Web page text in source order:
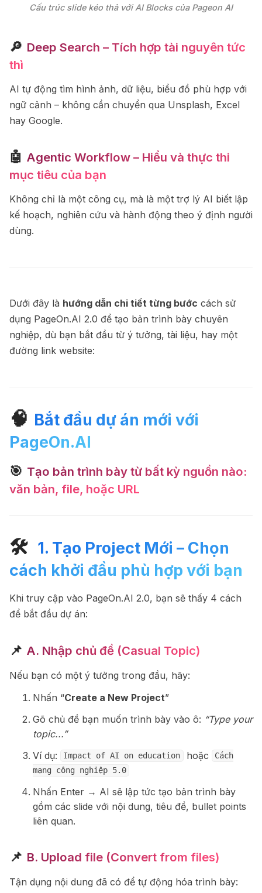
Cấu trúc slide kéo thả với AI Blocks của Pageon AI
🔎 Deep Search – Tích hợp tài nguyên tức
thì
AI tự động tìm hình ảnh, dữ liệu, biểu đồ phù hợp với
ngữ cảnh – không cần chuyển qua Unsplash, Excel
hay Google.
🤖 Agentic Workflow – Hiểu và thực thi
mục tiêu của bạn
Không chỉ là một công cụ, mà là một trợ lý AI biết lập
kế hoạch, nghiên cứu và hành động theo ý định người
dùng.
Dưới đây là hướng dẫn chi tiết từng bước cách sử
dụng PageOn.AI 2.0 để tạo bản trình bày chuyên
nghiệp, dù bạn bắt đầu từ ý tưởng, tài liệu, hay một
đường link website:
🧠 Bắt đầu dự án mới với
PageOn.AI
🎯 Tạo bản trình bày từ bất kỳ nguồn nào:
văn bản, file, hoặc URL
🛠 ️ 1. Tạo Project Mới – Chọn
cách khởi đầu phù hợp với bạn
Khi truy cập vào PageOn.AI 2.0, bạn sẽ thấy 4 cách
để bắt đầu dự án:
📌 A. Nhập chủ đề (Casual Topic)
Nếu bạn có một ý tưởng trong đầu, hãy:
Nhấn “Create a New Project”
Gõ chủ đề bạn muốn trình bày vào ô: “Type your
topic...”
Ví dụ:
Impact of AI on education hoặc
Cách
mạng công nghiệp 5.0
Nhấn Enter → AI sẽ lập tức tạo bản trình bày
gồm các slide với nội dung, tiêu đề, bullet points
liên quan.
📌 B. Upload file (Convert from files)
Tận dụng nội dung đã có để tự động hóa trình bày: